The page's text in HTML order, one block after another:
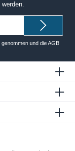
genommen und dieAGB